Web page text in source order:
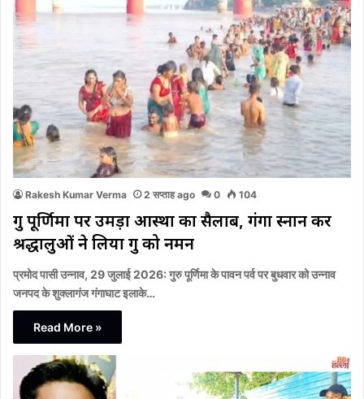
Rakesh Kumar Verma 2 सप्ताह ago 0 104
गुरु पूर्णिमा पर उमड़ा आस्था का सैलाब, गंगा स्नान कर
श्रद्धालुओं ने लिया गुरु को नमन
प्रमोद पासी उन्नाव, 29 जुलाई 2026: गुरु पूर्णिमा के पावन पर्व पर बुधवार को उन्नाव
जनपद के शुक्लागंज गंगाघाट इलाके…
Read More »